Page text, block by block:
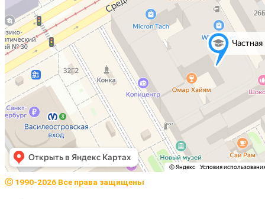
Ⓒ 1990-2026 Все права защищены